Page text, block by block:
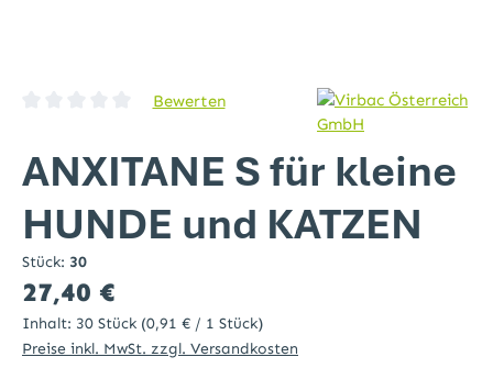
Durchschnittliche Bewertung von 0 von 5 Sternen
Bewerten
ANXITANE S für kleine
HUNDE und KATZEN
Stück: 30
Regulärer Preis:
27,40 €
Inhalt: 30 Stück (0,91 € / 1 Stück)
Preise inkl. MwSt. zzgl. Versandkosten